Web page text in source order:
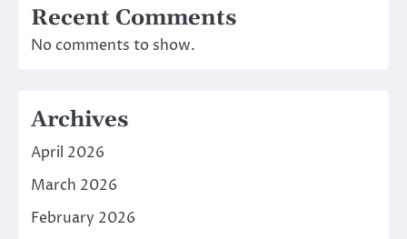
Recent Comments
No comments to show.
Archives
April 2026
March 2026
February 2026